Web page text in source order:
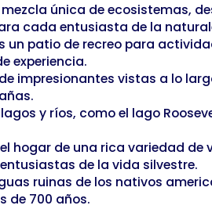
única de ecosistemas,
cada entusiasta de la
un patio de recreo para
experiencia.
impresionantes vistas a lo
y ríos, como el lago
hogar de una rica variedad
de la vida silvestre.
ruinas de los nativos
de 700 años.